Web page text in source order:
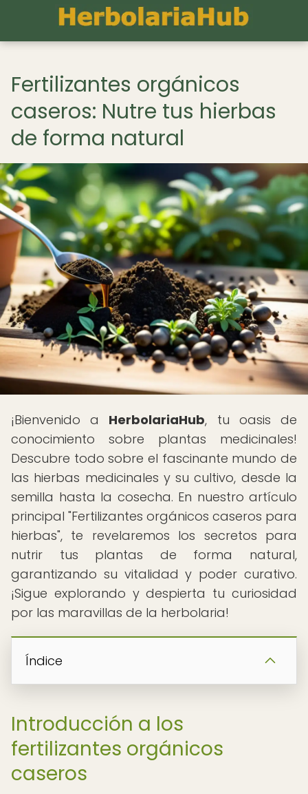
Fertilizantes orgánicos
caseros: Nutre tus hierbas
de forma natural
¡Bienvenido a HerbolariaHub, tu oasis de
conocimiento sobre plantas medicinales!
Descubre todo sobre el fascinante mundo de
las hierbas medicinales y su cultivo, desde la
semilla hasta la cosecha. En nuestro artículo
principal "Fertilizantes orgánicos caseros para
hierbas", te revelaremos los secretos para
nutrir tus plantas de forma natural,
garantizando su vitalidad y poder curativo.
¡Sigue explorando y despierta tu curiosidad
por las maravillas de la herbolaria!
Índice
Introducción a los
fertilizantes orgánicos
caseros